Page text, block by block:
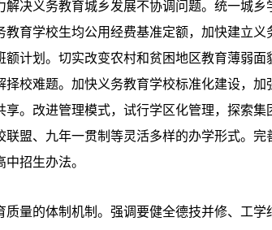
决义务教育城乡发展不协调问题。统一城乡
育学校生均公用经费基准定额，加快建立义
计划。切实改变农村和贫困地区教育薄弱面
校难题。加快义务教育学校标准化建设，加
。改进管理模式，试行学区化管理，探索集
盟、九年一贯制等灵活多样的办学形式。完
招生办法。
量的体制机制。强调要健全德技并修、工学